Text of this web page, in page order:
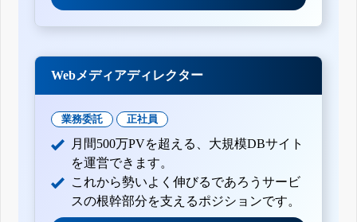
Webメディアディレクター
業務委託 正社員
月間500万PVを超える、大規模DBサイト
を運営できます。
これから勢いよく伸びるであろうサービ
スの根幹部分を支えるポジションです。